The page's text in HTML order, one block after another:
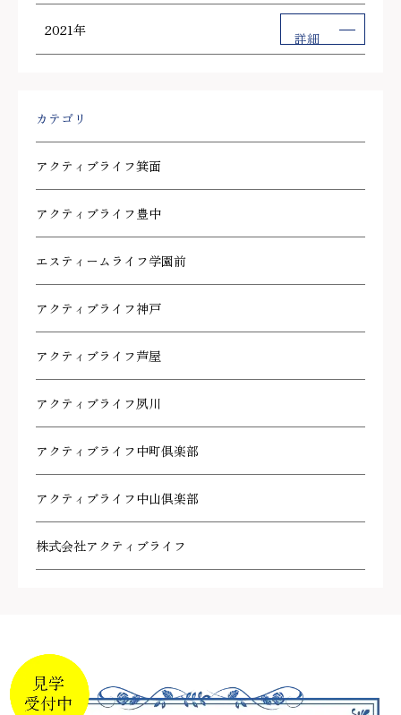
2021年 詳細
カテゴリ
アクティブライフ箕面
アクティブライフ豊中
エスティームライフ学園前
アクティブライフ神戸
アクティブライフ芦屋
アクティブライフ夙川
アクティブライフ中町倶楽部
アクティブライフ中山倶楽部
株式会社アクティブライフ